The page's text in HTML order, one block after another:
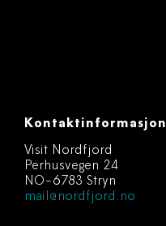
Kontaktinformasjon
Visit Nordfjord
Perhusvegen 24
NO-6783 Stryn
mail@nordfjord.no